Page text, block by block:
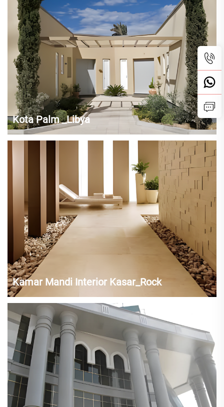
sama. Sepanjang sejarah, marmer telah memikat para seniman dan
perancang desain. Komponen penting dalam arsitektur klasik pada
zaman...
Kota Palm _Libya
Kamar Mandi Interior Kasar_Rock